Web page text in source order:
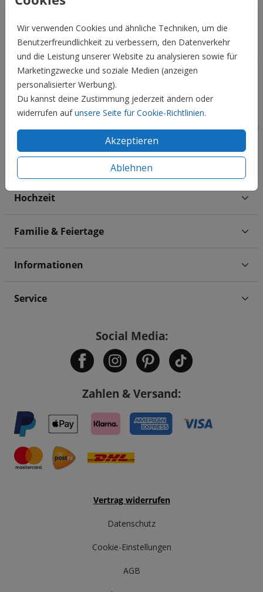
Wir verwenden Cookies und ähnliche Techniken, um die
Benutzerfreundlichkeit zu verbessern, den Datenverkehr
und die Leistung unserer Website zu analysieren sowie für
Marketingzwecke und soziale Medien (anzeigen
personalisierter Werbung).
Du kannst deine Zustimmung jederzeit ändern oder
widerrufen aufunsere Seite für Cookie-Richtlinien.
Akzeptieren
Ablehnen
Hochzeit
Familie & Feiertage
Informationen
Service
Social Media:
Zahlen & Versand:
Vertrag widerrufen
Datenschutz
Cookie-Einstellungen
AGB